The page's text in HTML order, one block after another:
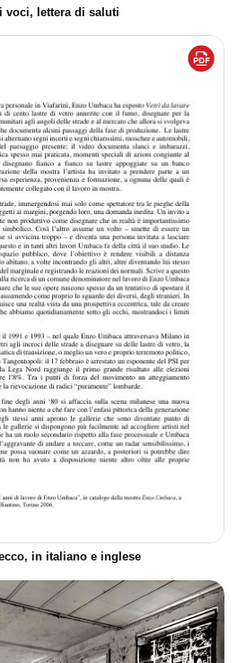
voci, lettera di saluti
in italiano e inglese